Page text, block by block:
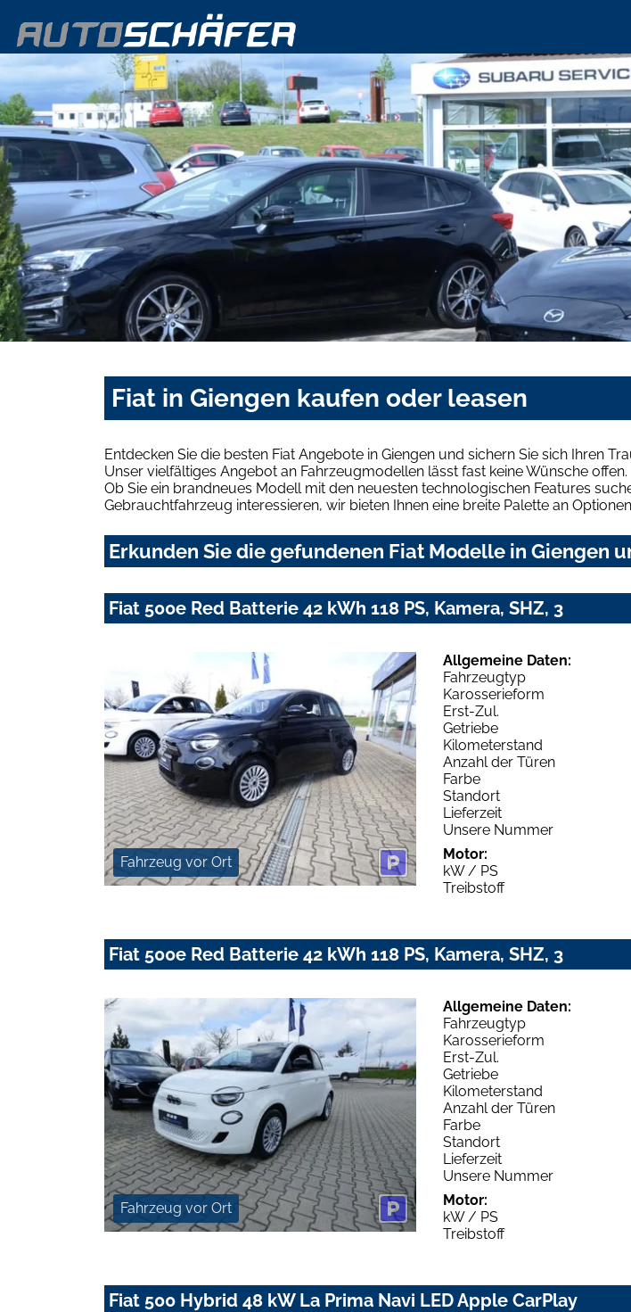
Fiat in Giengen kaufen oder leasen
Entdecken Sie die besten Fiat Angebote in Giengen und sichern Sie sich Ihren
Unser vielfältiges Angebot an Fahrzeugmodellen lässt fast keine Wünsche offen.
Ob Sie ein brandneues Modell mit den neuesten technologischen Features
Gebrauchtfahrzeug interessieren, wir bieten Ihnen eine breite Palette an
Erkunden Sie die gefundenen Fiat Modelle in Giengen
Fiat 500e Red Batterie 42 kWh 118 PS, Kamera, SHZ, 3
Fahrzeug vor Ort
Allgemeine Daten:
Fahrzeugtyp
Karosserieform
Erst-Zul.
Getriebe
Kilometerstand
Anzahl der Türen
Farbe
Standort
Lieferzeit
Unsere Nummer
Motor:
kW / PS
Treibstoff
Fiat 500e Red Batterie 42 kWh 118 PS, Kamera, SHZ, 3
Fahrzeug vor Ort
Allgemeine Daten:
Fahrzeugtyp
Karosserieform
Erst-Zul.
Getriebe
Kilometerstand
Anzahl der Türen
Farbe
Standort
Lieferzeit
Unsere Nummer
Motor:
kW / PS
Treibstoff
Fiat 500 Hybrid 48 kW La Prima Navi LED Apple CarPlay